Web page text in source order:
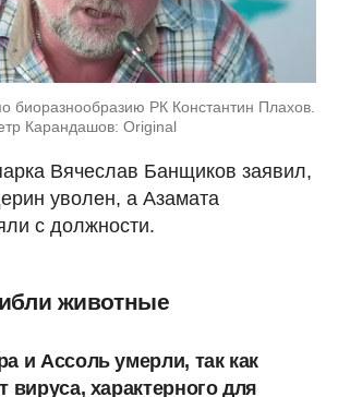
биоразнообразию РК Константин Плахов.
Карандашов: Original
Вячеслав Банщиков заявил,
уволен, а Азамата
с должности.
животные
и Ассоль умерли, так как
вируса, характерного для